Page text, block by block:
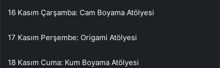
16 Kasım Çarşamba: Cam Boyama Atölyesi
17 Kasım Perşembe: Origami Atölyesi
18 Kasım Cuma: Kum Boyama Atölyesi